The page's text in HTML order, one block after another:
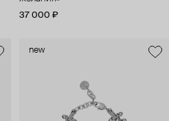
37 000 ₽
new